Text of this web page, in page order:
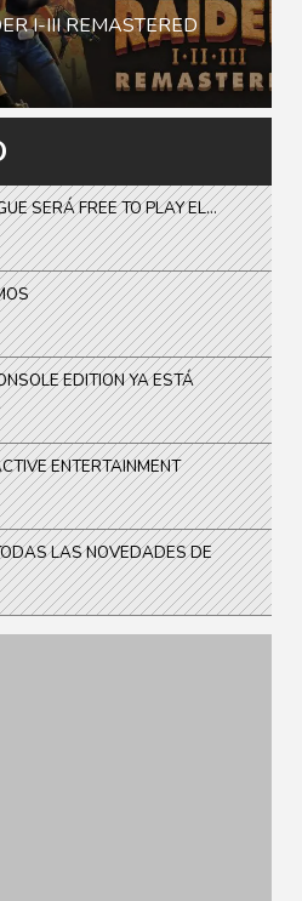
I-III REMASTERED
SERÁ FREE TO PLAY EL...
EDITION YA ESTÁ
ENTERTAINMENT
LAS NOVEDADES DE